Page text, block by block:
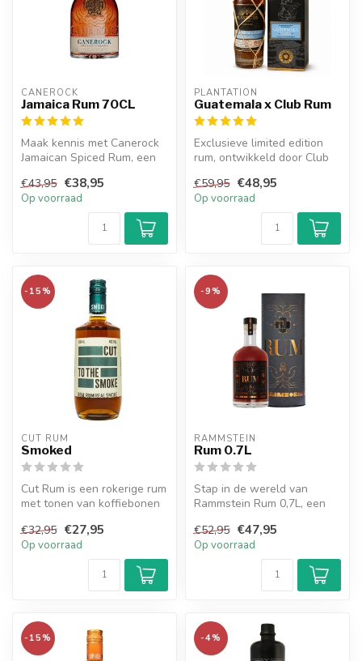
CANEROCK
Jamaica Rum 70CL
Maak kennis met Canerock
Jamaican Spiced Rum, een
kwalitei...
€43,95 €38,95
Op voorraad
PLANTATION
Guatemala x Club Rum
Exclusieve limited edition
rum, ontwikkeld door Club
Gua...
€59,95 €48,95
Op voorraad
-15%
CUT RUM
Smoked
Cut Rum is een rokerige rum
met tonen van koffiebonen
€32,95 €27,95
Op voorraad
-9%
RAMMSTEIN
Rum 0.7L
Stap in de wereld van
Rammstein Rum 0,7L, een
Jamaicaanse, Guya...
€52,95 €47,95
Op voorraad
-15% -4%